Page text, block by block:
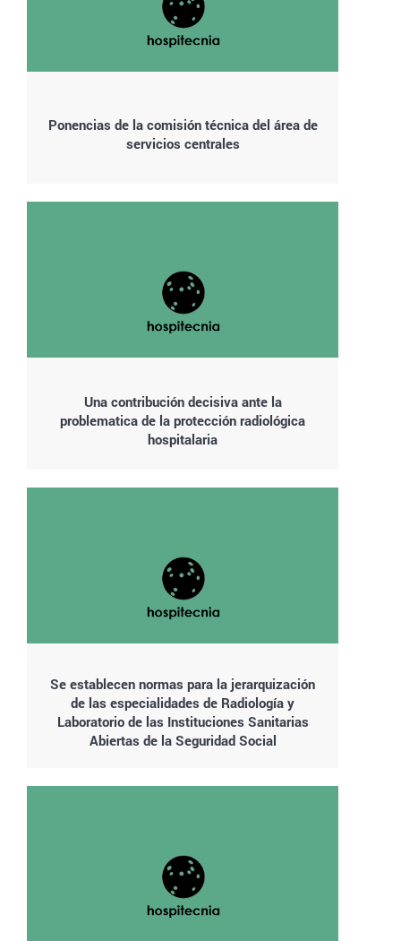
Ponencias de la comisión técnica del área de
servicios centrales
Una contribución decisiva ante la
problematica de la protección radiológica
hospitalaria
Se establecen normas para la jerarquización
de las especialidades de Radiología y
Laboratorio de las Instituciones Sanitarias
Abiertas de la Seguridad Social